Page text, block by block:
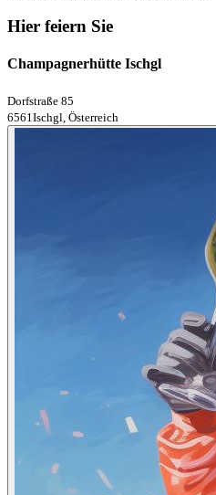
Hier feiern Sie
Champagnerhütte Ischgl
Dorfstraße 85
6561Ischgl, Österreich